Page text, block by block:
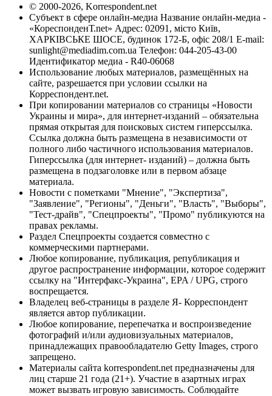
© 2000-2026, Korrespondent.net
Субъект в сфере онлайн-медиа Название онлайн-медиа -
«КореспонденТ.net» Адрес: 02091, місто Київ,
ХАРКІВСЬКЕ ШОСЕ, будинок 172-Б, офіс 208/1 E-mail:
sunlight@mediadim.com.ua Телефон: 044-205-43-00
Идентификатор медиа - R40-06068
Использование любых материалов, размещённых на
сайте, разрешается при условии ссылки на
Корреспондент.net.
При копировании материалов со страницы «Новости
Украины и мира», для интернет-изданий – обязательна
прямая открытая для поисковых систем гиперссылка.
Ссылка должна быть размещена в независимости от
полного либо частичного использования материалов.
Гиперссылка (для интернет- изданий) – должна быть
размещена в подзаголовке или в первом абзаце
материала.
Новости с пометками "Мнение", "Экспертиза",
"Заявление", "Регионы", "Деньги", "Власть", "Выборы",
"Тест-драйв", "Спецпроекты", "Промо" публикуются на
правах рекламы.
Раздел Спецпроекты создается совместно с
коммерческими партнерами.
Любое копирование, публикация, републикация и
другое распространение информации, которое содержит
ссылку на "Интерфакс-Украина", EPA / UPG, строго
воспрещается.
Владелец веб-страницы в разделе Я- Корреспондент
является автор публикации.
Любое копирование, перепечатка и воспроизведение
фотографий и/или аудиовизуальных материалов,
принадлежащих правообладателю Getty Images, строго
запрещено.
Материалы сайта korrespondent.net предназначены для
лиц старше 21 года (21+). Участие в азартных играх
может вызвать игровую зависимость. Соблюдайте